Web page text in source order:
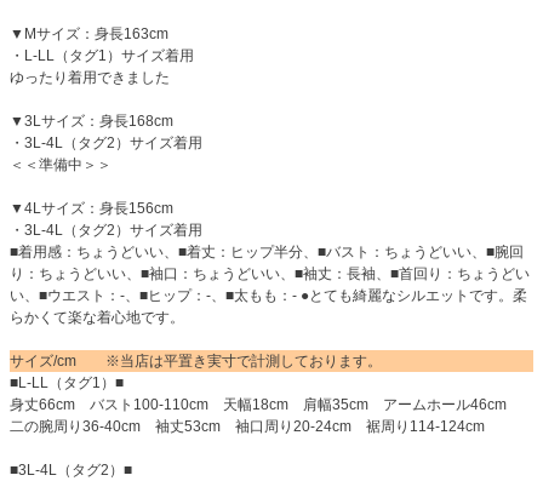
▼Mサイズ：身長163cm
・L-LL（タグ1）サイズ着用
ゆったり着用できました
▼3Lサイズ：身長168cm
・3L-4L（タグ2）サイズ着用
＜＜準備中＞＞
▼4Lサイズ：身長156cm
・3L-4L（タグ2）サイズ着用
■着用感：ちょうどいい、■着丈：ヒップ半分、■バスト：ちょうどいい、■腕回
り：ちょうどいい、■袖口：ちょうどいい、■袖丈：長袖、■首回り：ちょうどい
い、■ウエスト：-、■ヒップ：-、■太もも：- ●とても綺麗なシルエットです。柔
らかくて楽な着心地です。
サイズ/cm ※当店は平置き実寸で計測しております。
■L-LL（タグ1）■
身丈66cm バスト100-110cm 天幅18cm 肩幅35cm アームホール46cm
二の腕周り36-40cm 袖丈53cm 袖口周り20-24cm 裾周り114-124cm
■3L-4L（タグ2）■